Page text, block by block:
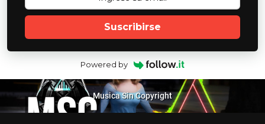
Suscribirse
Powered by
Musica Sin Copyright